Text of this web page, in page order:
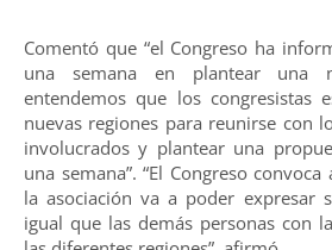
Comentó que “el Congreso ha
una semana en plantear una
entendemos que los congresistas
nuevas regiones para reunirse con
involucrados y plantear una
una semana”. “El Congreso
la asociación va a poder expresar
igual que las demás personas con